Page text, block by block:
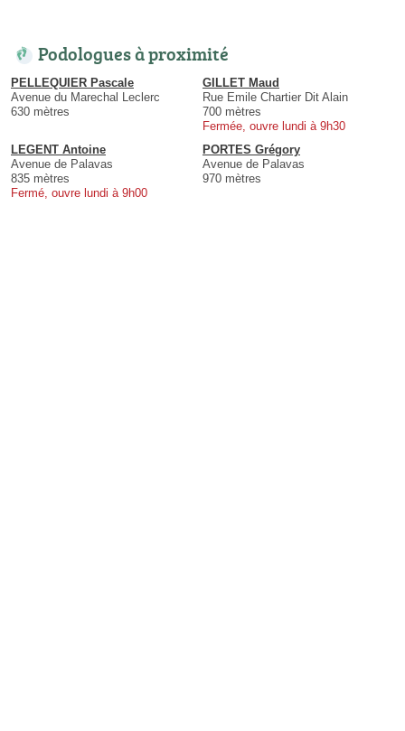
Podologues à proximité
PELLEQUIER Pascale
Avenue du Marechal Leclerc
630 mètres
GILLET Maud
Rue Emile Chartier Dit Alain
700 mètres
Fermée, ouvre lundi à 9h30
LEGENT Antoine
Avenue de Palavas
835 mètres
Fermé, ouvre lundi à 9h00
PORTES Grégory
Avenue de Palavas
970 mètres